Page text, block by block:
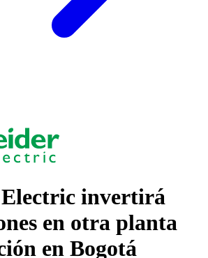
Electric invertirá
en otra planta
en Bogotá